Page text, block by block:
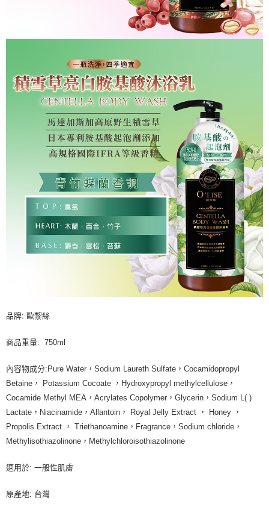
品牌: 歐黎絲
商品重量: 750ml
內容物成分:Pure Water，Sodium Laureth Sulfate，Cocamidopropyl
Betaine， Potassium Cocoate ，Hydroxypropyl methylcellulose，
Cocamide Methyl MEA，Acrylates Copolymer，Glycerin，Sodium L( )
Lactate，Niacinamide，Allantoin， Royal Jelly Extract ， Honey ，
Propolis Extract ， Triethanoamine，Fragrance，Sodium chloride，
Methylisothiazolinone，Methylchloroisothiazolinone
適用於: 一般性肌膚
原產地: 台灣